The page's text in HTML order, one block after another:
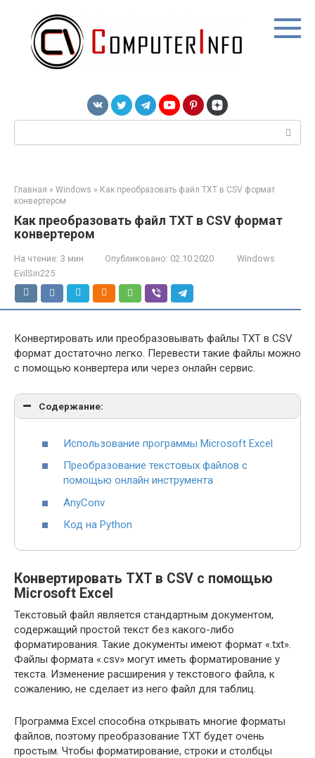
контенту
Главная » Windows » Как преобразовать файл TXT в CSV формат
конвертером
Как преобразовать файл TXT в CSV формат
конвертером
На чтение: 3 мин Опубликовано: 02.10.2020
Windows
EvilSin225
Конвертировать или преобразовывать файлы TXT в CSV
формат достаточно легко. Перевести такие файлы можно
с помощью конвертера или через онлайн сервис.
Содержание:
Использование программы Microsoft Excel
Преобразование текстовых файлов с
помощью онлайн инструмента
AnyConv
Код на Python
Конвертировать TXT в CSV с помощью
Microsoft Excel
Текстовый файл является стандартным документом,
содержащий простой текст без какого-либо
форматирования. Такие документы имеют формат «.txt».
Файлы формата «.csv» могут иметь форматирование у
текста. Изменение расширения у текстового файла, к
сожалению, не сделает из него файл для таблиц.
Программа Excel способна открывать многие форматы
файлов, поэтому преобразование TXT будет очень
простым. Чтобы форматирование, строки и столбцы